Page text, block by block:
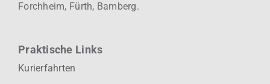
Forchheim, Fürth, Bamberg.
Praktische Links
Kurierfahrten